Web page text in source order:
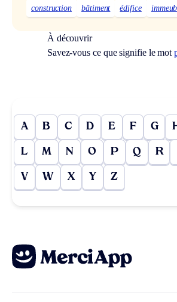
construction bâtiment édifice
À découvrir
Savez-vous ce que signifie le mot
A B C D E F G
L M N O P Q R
V W X Y Z